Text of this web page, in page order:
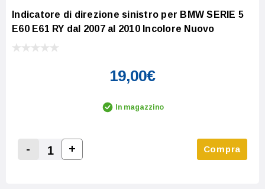
Indicatore di direzione sinistro per BMW SERIE 5
E60 E61 RY dal 2007 al 2010 Incolore Nuovo
19,00€
In magazzino
Decrease Quantity:
-
Increase Quantity:
+ Compra